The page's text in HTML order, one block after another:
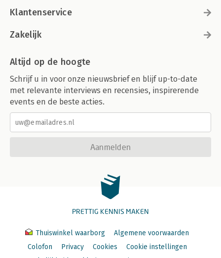
Klantenservice
Zakelijk
Altijd op de hoogte
Schrijf u in voor onze nieuwsbrief en blijf up-to-date
met relevante interviews en recensies, inspirerende
events en de beste acties.
Aanmelden
PRETTIG KENNIS MAKEN
Thuiswinkel waarborg
Algemene voorwaarden
Colofon
Privacy Cookies
Cookie instellingen